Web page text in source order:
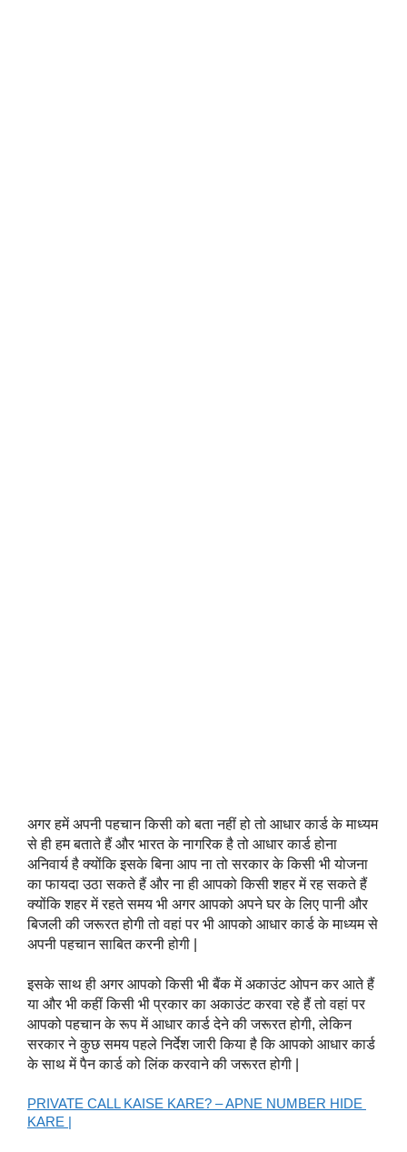
अगर हमें अपनी पहचान किसी को बता नहीं हो तो आधार कार्ड के माध्यम
से ही हम बताते हैं और भारत के नागरिक है तो आधार कार्ड होना
अनिवार्य है क्योंकि इसके बिना आप ना तो सरकार के किसी भी योजना
का फायदा उठा सकते हैं और ना ही आपको किसी शहर में रह सकते हैं
क्योंकि शहर में रहते समय भी अगर आपको अपने घर के लिए पानी और
बिजली की जरूरत होगी तो वहां पर भी आपको आधार कार्ड के माध्यम से
अपनी पहचान साबित करनी होगी |
इसके साथ ही अगर आपको किसी भी बैंक में अकाउंट ओपन कर आते हैं
या और भी कहीं किसी भी प्रकार का अकाउंट करवा रहे हैं तो वहां पर
आपको पहचान के रूप में आधार कार्ड देने की जरूरत होगी, लेकिन
सरकार ने कुछ समय पहले निर्देश जारी किया है कि आपको आधार कार्ड
के साथ में पैन कार्ड को लिंक करवाने की जरूरत होगी |
PRIVATE CALL KAISE KARE? – APNE NUMBER HIDE
KARE |